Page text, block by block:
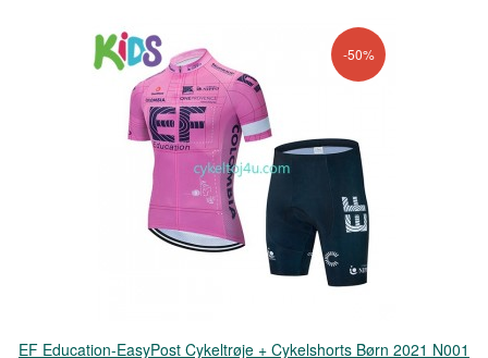
-50%
EF Education-EasyPost Cykeltrøje + Cykelshorts Børn 2021 N001